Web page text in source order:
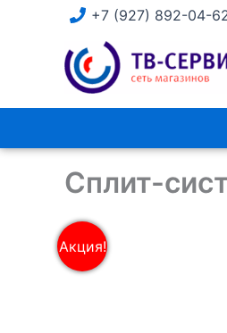
содержимому
+7 (927) 892-04-
Сплит-
Акция!